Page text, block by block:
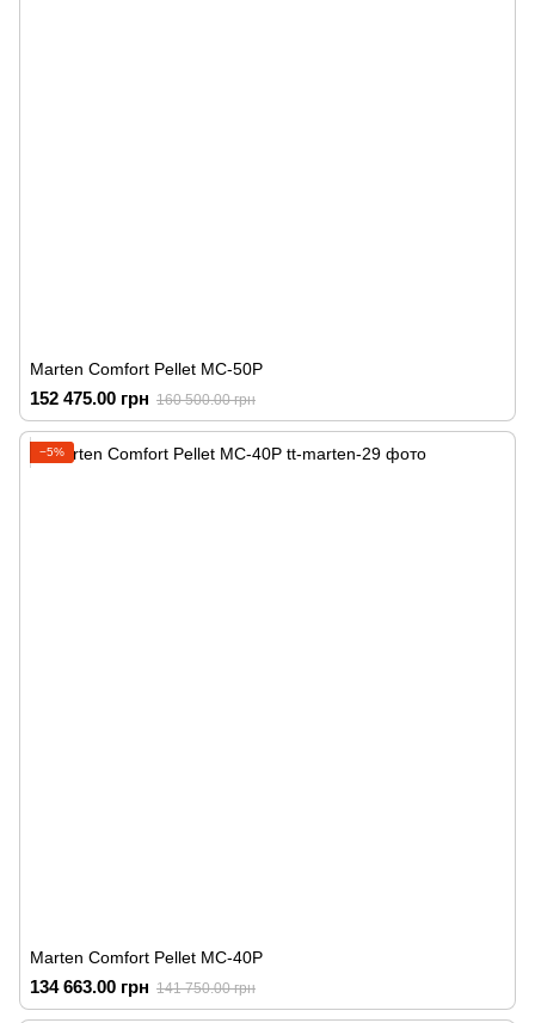
Marten Comfort Pellet MC-50P
152 475.00 грн 160 500.00 грн
−5%
Marten Comfort Pellet MC-40P
134 663.00 грн 141 750.00 грн